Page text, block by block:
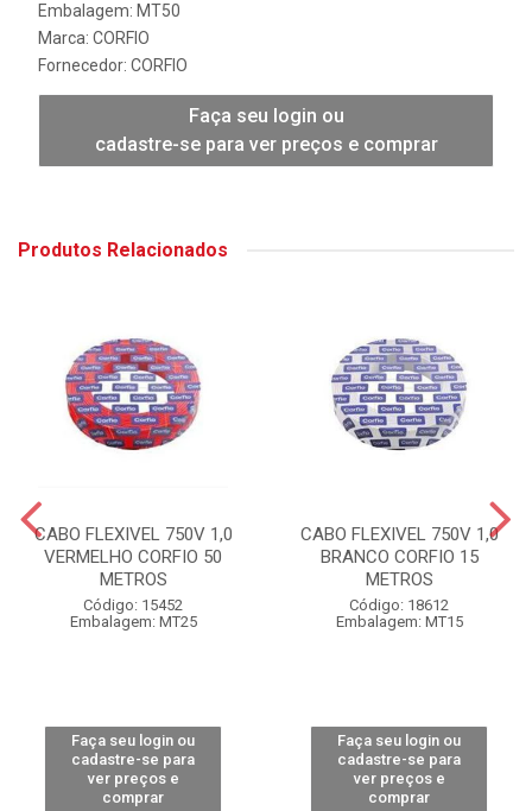
Embalagem: MT50
Marca: CORFIO
Fornecedor: CORFIO
Faça seu login ou
cadastre-se para ver preços e comprar
Produtos Relacionados
CABO FLEXIVEL 750V 1,0
VERMELHO CORFIO 50
METROS
Código: 15452
Embalagem: MT25
Faça seu login ou
cadastre-se para
ver preços e
comprar
CABO FLEXIVEL 750V 1,0
BRANCO CORFIO 15
METROS
Código: 18612
Embalagem: MT15
Faça seu login ou
cadastre-se para
ver preços e
comprar